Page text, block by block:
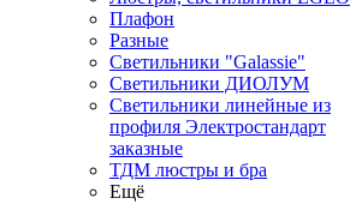
Плафон
Разные
Светильники "Galassie"
Светильники ДИОЛУМ
Светильники линейные из
профиля Электростандарт
заказные
ТДМ люстры и бра
Ещё